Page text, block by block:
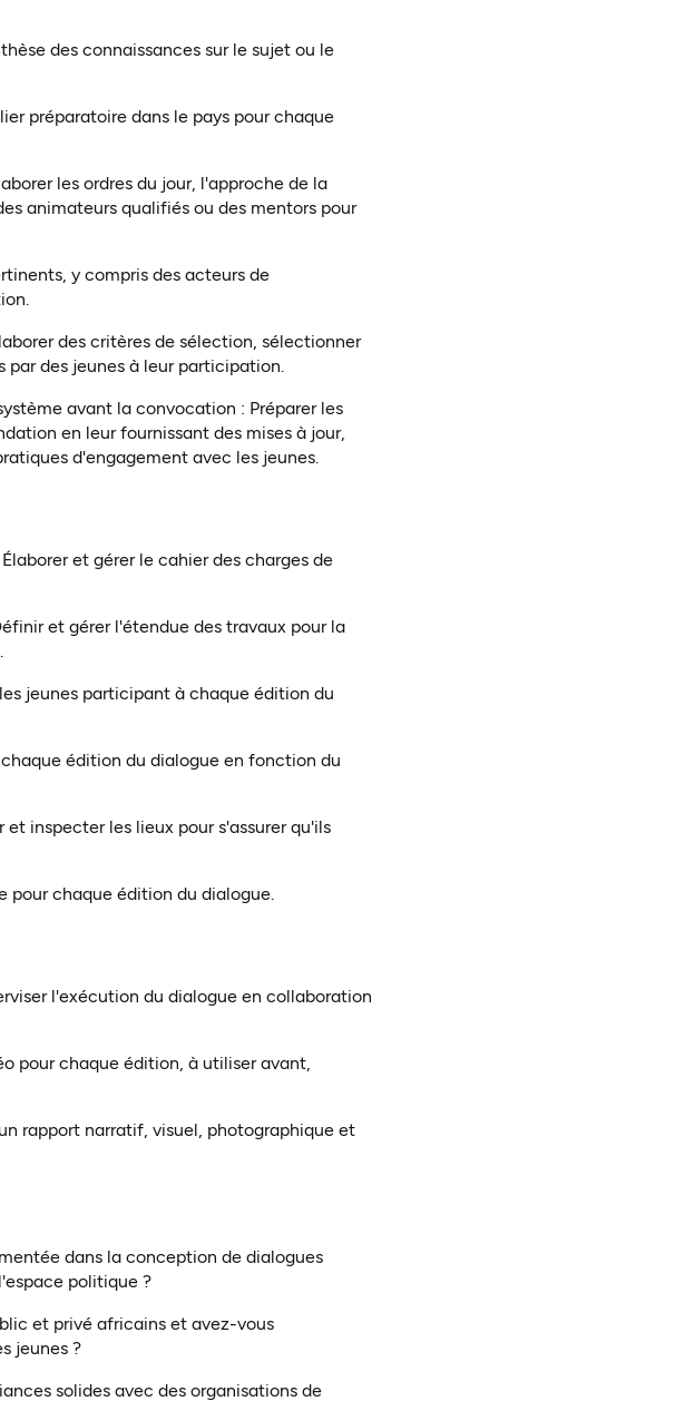
des connaissances sur le sujet ou le
préparatoire dans le pays pour chaque
les ordres du jour, l'approche de la
animateurs qualifiés ou des mentors pour
y compris des acteurs de
des critères de sélection, sélectionner
des jeunes à leur participation.
avant la convocation : Préparer les
en leur fournissant des mises à jour,
d'engagement avec les jeunes.
et gérer le cahier des charges de
et gérer l'étendue des travaux pour la
jeunes participant à chaque édition du
édition du dialogue en fonction du
inspecter les lieux pour s'assurer qu'ils
pour chaque édition du dialogue.
l'exécution du dialogue en collaboration
pour chaque édition, à utiliser avant,
rapport narratif, visuel, photographique et
dans la conception de dialogues
politique ?
et privé africains et avez-vous
jeunes ?
solides avec des organisations de